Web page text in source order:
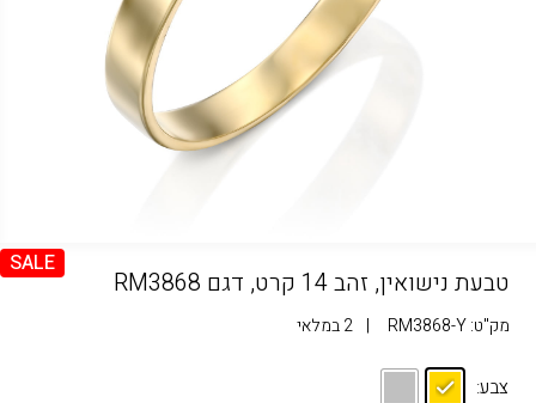
SALE
טבעת נישואין, זהב 14 קרט, דגם RM3868
מק"ט:RM3868-Y
| 2 במלאי
צבע: